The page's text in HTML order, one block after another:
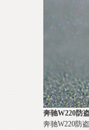
奔驰W220防
奔驰W220防